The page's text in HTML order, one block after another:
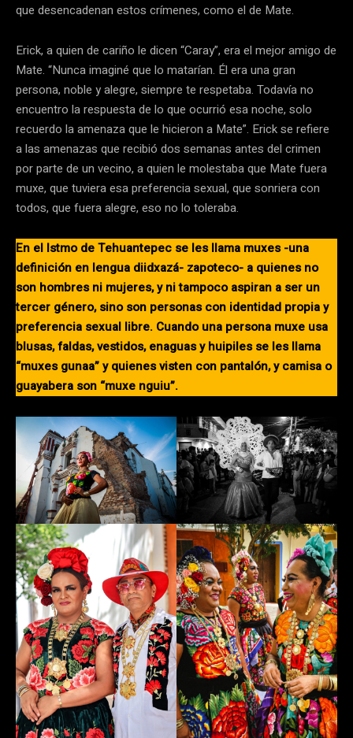
que desencadenan estos crímenes, como el de Mate.
Erick, a quien de cariño le dicen “Caray”, era el mejor amigo de
Mate. “Nunca imaginé que lo matarían. Él era una gran
persona, noble y alegre, siempre te respetaba. Todavía no
encuentro la respuesta de lo que ocurrió esa noche, solo
recuerdo la amenaza que le hicieron a Mate”. Erick se refiere
a las amenazas que recibió dos semanas antes del crimen
por parte de un vecino, a quien le molestaba que Mate fuera
muxe, que tuviera esa preferencia sexual, que sonriera con
todos, que fuera alegre, eso no lo toleraba.
En el Istmo de Tehuantepec se les llama muxes -una
definición en lengua diidxazá- zapoteco- a quienes no
son hombres ni mujeres, y ni tampoco aspiran a ser un
tercer género, sino son personas con identidad propia y
preferencia sexual libre. Cuando una persona muxe usa
blusas, faldas, vestidos, enaguas y huipiles se les llama
“muxes gunaa” y quienes visten con pantalón, y camisa o
guayabera son “muxe nguiu”.